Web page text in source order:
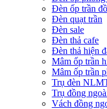
Đèn ốp trần
Đèn quạt trần
Đèn sale
Đèn thả cafe
Đèn thả hiện
Mâm ốp trần
Mâm ốp trần
Trụ đèn
Trụ đồng
Vách đồng